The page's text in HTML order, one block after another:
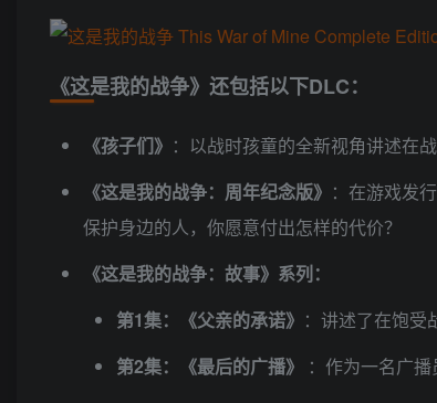
《这是我的战争》还包括以下DLC：
《孩子们》 ：以战时孩童的全新视角讲述在
《这是我的战争：周年纪念版》 ：在游戏发
保护身边的人，你愿意付出怎样的代价？
《这是我的战争：故事》系列：
第1集：《父亲的承诺》 ：讲述了在饱受
第2集：《最后的广播》
：作为一名广